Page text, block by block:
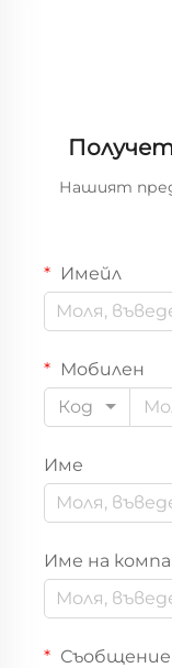
Нашият
Имейл
Мобилен
Код
Име
Име на
Съобщение